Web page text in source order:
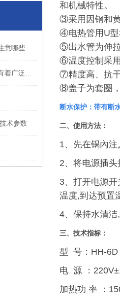
术参数
和机械特性。
③采用因钢和
④电热管用U型
⑤出水管为伸
⑥温度控制采
⑦精度高、抗
⑧盖子为套圈
断水保护：带有断
二、使用方法：
1、先在锅內
2、将电源插
3、打开电源
温度,到达预置
4、保持水清
三、技术指标：
型 号：HH-6D
电 源 ：
加热功 率 ：